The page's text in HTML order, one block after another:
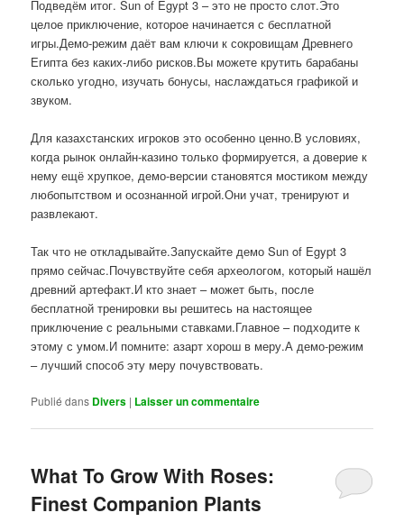
Подведём итог. Sun of Egypt 3 – это не просто слот.Это
целое приключение, которое начинается с бесплатной
игры.Демо-режим даёт вам ключи к сокровищам Древнего
Египта без каких-либо рисков.Вы можете крутить барабаны
сколько угодно, изучать бонусы, наслаждаться графикой и
звуком.
Для казахстанских игроков это особенно ценно.В условиях,
когда рынок онлайн-казино только формируется, а доверие к
нему ещё хрупкое, демо-версии становятся мостиком между
любопытством и осознанной игрой.Они учат, тренируют и
развлекают.
Так что не откладывайте.Запускайте демо Sun of Egypt 3
прямо сейчас.Почувствуйте себя археологом, который нашёл
древний артефакт.И кто знает – может быть, после
бесплатной тренировки вы решитесь на настоящее
приключение с реальными ставками.Главное – подходите к
этому с умом.И помните: азарт хорош в меру.А демо-режим
– лучший способ эту меру почувствовать.
Publié dans Divers | Laisser un commentaire
What To Grow With Roses:
Finest Companion Plants